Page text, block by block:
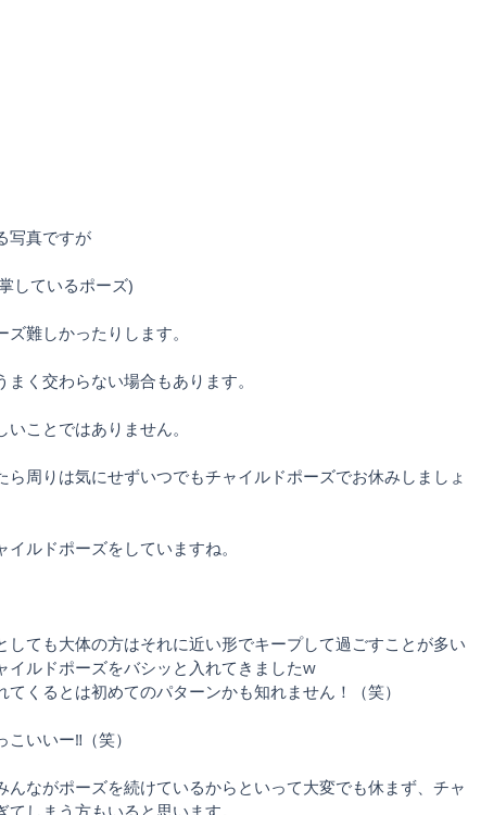
写真ですが
しているポーズ)
難しかったりします。
く交わらない場合もあります。
ことではありません。
周りは気にせずいつでもチャイルドポーズでお休みしましょ
ルドポーズをしていますね。
しても大体の方はそれに近い形でキープして過ごすことが多い
イルドポーズをバシッと入れてきましたw
くるとは初めてのパターンかも知れません！（笑）
いいー‼️（笑）
んながポーズを続けているからといって大変でも休まず、チャ
しまう方もいると思います。